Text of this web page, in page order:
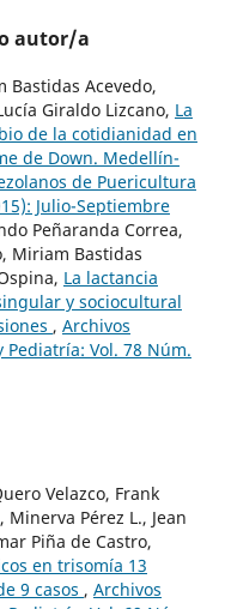
autor/a
Bastidas Acevedo,
Giraldo Lizcano, La
de la cotidianidad en
de Down. Medellín-
de Puericultura
Julio-Septiembre
Peñaranda Correa,
Miriam Bastidas
La lactancia
y sociocultural
, Archivos
Vol. 78 Núm.
Velazco, Frank
Minerva Pérez L., Jean
Piña de Castro,
en trisomía 13
9 casos , Archivos